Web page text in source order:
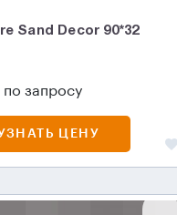
Sand Decor 90*32
по запросу
ЦЕНУ